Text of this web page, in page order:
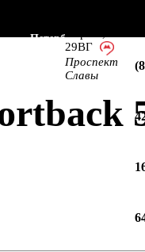
Петербург
29ВГ
Проспект
Славы